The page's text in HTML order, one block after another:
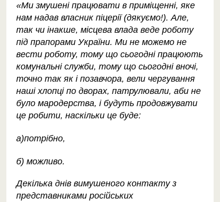
«Ми змушені працювати в приміщенні, яке
нам надав власник піцерії (дякуємо!). Але,
так чи інакше, місцева влада веде роботу
під прапорами України. Ми не можемо не
вести роботу, тому що сьогодні працюють
комунальні служби, тому що сьогодні вночі,
точно так як і позавчора, вели чергування
наші хлопці по дворах, патрулювали, аби не
було мародерства, і будуть продовжувати
це робити, наскільки це буде:
а)потрібно,
б) можливо.
Декілька днів вимушеного контакту з
представниками російських